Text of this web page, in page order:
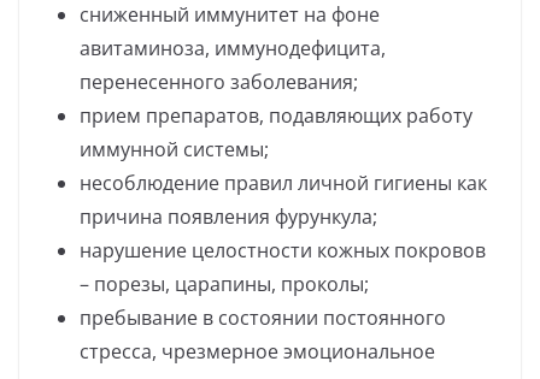
сниженный иммунитет на фоне
авитаминоза, иммунодефицита,
перенесенного заболевания;
прием препаратов, подавляющих работу
иммунной системы;
несоблюдение правил личной гигиены как
причина появления фурункула;
нарушение целостности кожных покровов
– порезы, царапины, проколы;
пребывание в состоянии постоянного
стресса, чрезмерное эмоциональное